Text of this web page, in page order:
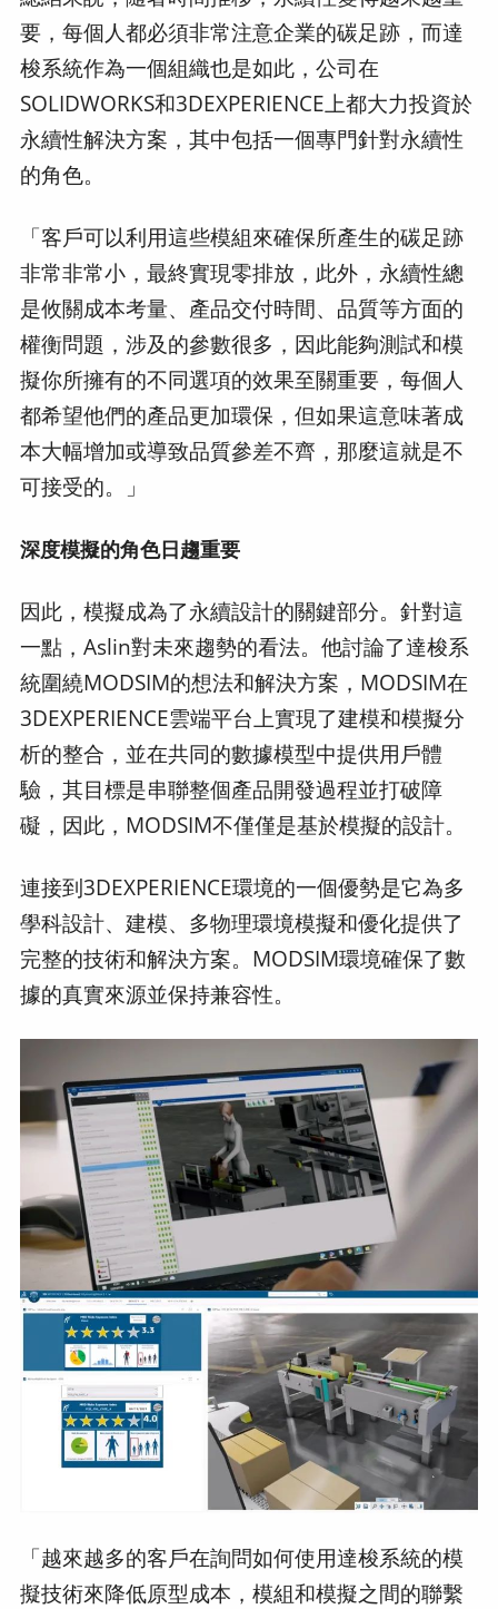
要，每個人都必須非常注意企業的碳足跡，而達
梭系統作為一個組織也是如此，公司在
SOLIDWORKS和3DEXPERIENCE上都大力投資於
永續性解決方案，其中包括一個專門針對永續性
的角色。
「客戶可以利用這些模組來確保所產生的碳足跡
非常非常小，最終實現零排放，此外，永續性總
是攸關成本考量、產品交付時間、品質等方面的
權衡問題，涉及的參數很多，因此能夠測試和模
擬你所擁有的不同選項的效果至關重要，每個人
都希望他們的產品更加環保，但如果這意味著成
本大幅增加或導致品質參差不齊，那麼這就是不
可接受的。」
深度模擬的角色日趨重要
因此，模擬成為了永續設計的關鍵部分。針對這
一點，Aslin對未來趨勢的看法。他討論了達梭系
統圍繞MODSIM的想法和解決方案，MODSIM在
3DEXPERIENCE雲端平台上實現了建模和模擬分
析的整合，並在共同的數據模型中提供用戶體
驗，其目標是串聯整個產品開發過程並打破障
礙，因此，MODSIM不僅僅是基於模擬的設計。
連接到3DEXPERIENCE環境的一個優勢是它為多
學科設計、建模、多物理環境模擬和優化提供了
完整的技術和解決方案。MODSIM環境確保了數
據的真實來源並保持兼容性。
「越來越多的客戶在詢問如何使用達梭系統的模
擬技術來降低原型成本，模組和模擬之間的聯繫